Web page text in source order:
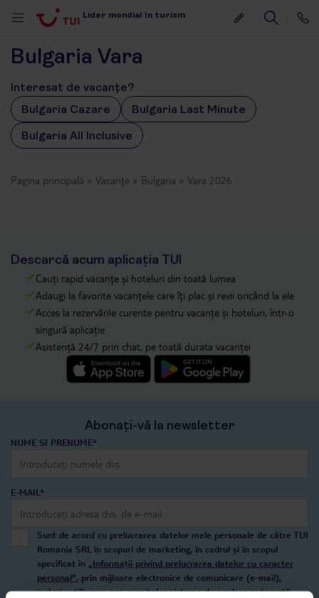
Lider mondial în turism
Bulgaria Vara
Interesat de vacanțe?
Bulgaria Cazare
Bulgaria Last Minute
Bulgaria All Inclusive
Pagina principală Vacanțe Bulgaria Vara 2026
Descarcă acum aplicația TUI
Cauți rapid vacanțe și hoteluri din toată lumea
Adaugi la favorite vacanțele care îți plac și revii oricând la ele
Acces la rezervările curente pentru vacanțe și hoteluri, într-o
singură aplicație
Asistență 24/7 prin chat, pe toată durata vacanței
Abonați-vă la newsletter
NUME SI PRENUME*
E-MAIL*
Sunt de acord cu prelucrarea datelor mele personale de către TUI
Romania SRL în scopuri de marketing, în cadrul și în scopul
specificat în „Informații privind prelucrarea datelor cu caracter
personal”, prin mijloace electronice de comunicare (e-mail),
inclusiv utilizarea așa-numitelor sisteme de apelare automată.